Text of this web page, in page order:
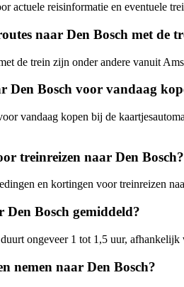
actuele reisinformatie en eventuele
naar Den Bosch met de
de trein zijn onder andere vanuit
Den Bosch voor vandaag
vandaag kopen bij de
treinreizen naar Den Bosch?
en kortingen voor treinreizen
Bosch gemiddeld?
ongeveer 1 tot 1,5 uur,
nemen naar Den Bosch?